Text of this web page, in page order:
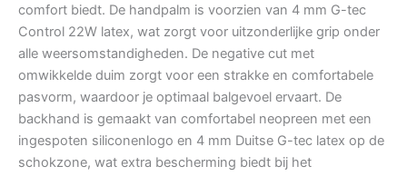
comfort biedt. De handpalm is voorzien van 4 mm G-tec
Control 22W latex, wat zorgt voor uitzonderlijke grip onder
alle weersomstandigheden. De negative cut met
omwikkelde duim zorgt voor een strakke en comfortabele
pasvorm, waardoor je optimaal balgevoel ervaart. De
backhand is gemaakt van comfortabel neopreen met een
ingespoten siliconenlogo en 4 mm Duitse G-tec latex op de
schokzone, wat extra bescherming biedt bij het